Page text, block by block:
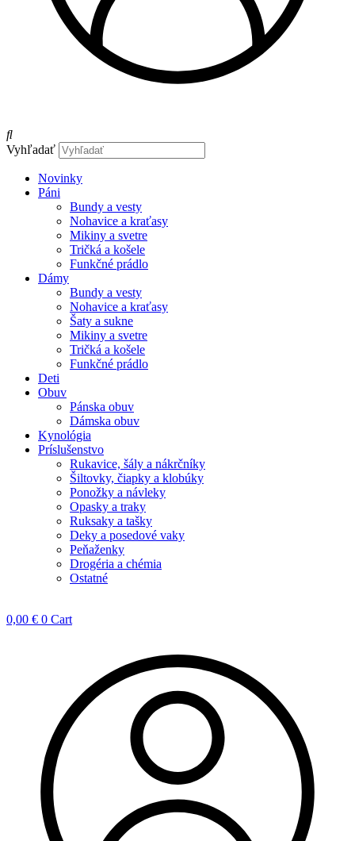
Vyhľadať
Novinky
Páni
Bundy a vesty
Nohavice a kraťasy
Mikiny a svetre
Tričká a košele
Funkčné prádlo
Dámy
Bundy a vesty
Nohavice a kraťasy
Šaty a sukne
Mikiny a svetre
Tričká a košele
Funkčné prádlo
Deti
Obuv
Pánska obuv
Dámska obuv
Kynológia
Príslušenstvo
Rukavice, šály a nákrčníky
Šiltovky, čiapky a klobúky
Ponožky a návleky
Opasky a traky
Ruksaky a tašky
Deky a posedové vaky
Peňaženky
Drogéria a chémia
Ostatné
0,00 € 0 Cart